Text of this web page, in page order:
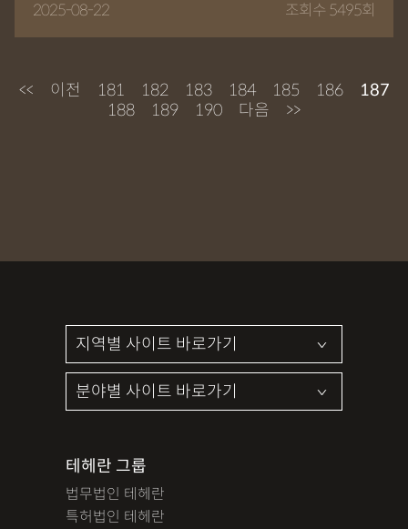
2025-08-22 조회수 5495회
<< 이전 181 182 183 184 185 186
187
188
189 190 다음 >>
테헤란 그룹
법무법인 테헤란
특허법인 테헤란